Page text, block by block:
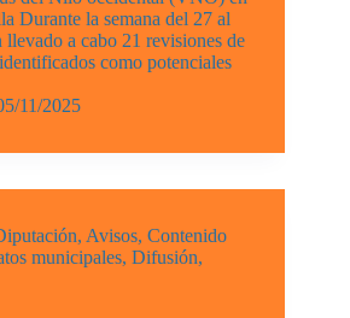
Durante la semana del 27 al
llevado a cabo 21 revisiones de
como potenciales
11/2025
, Avisos, Contenido
municipales, Difusión,